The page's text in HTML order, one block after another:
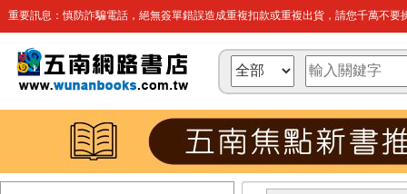
重要訊息：慎防詐騙電話，絕無簽單錯誤造成重複扣款或重複出貨，請您千萬不要